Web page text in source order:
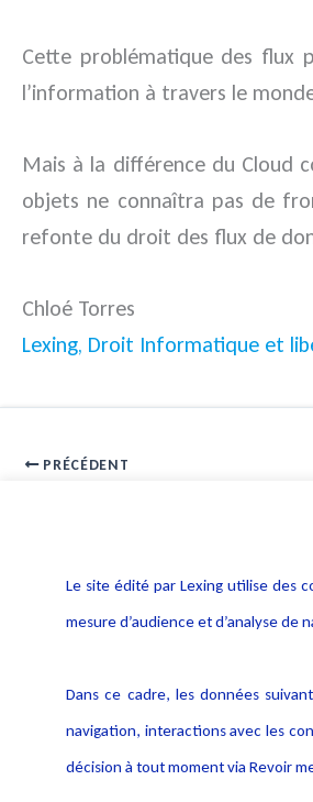
Cette problématique des flux
l’information à travers le
Mais à la différence du Cloud
objets ne connaîtra pas de
refonte du droit des flux de
Chloé Torres
Lexing, Droit Informatique et
PRÉCÉDENT
Le site édité par Lexing utilise des
mesure d’audience et d’analyse de
Dans ce cadre, les données
navigation, interactions avec les
décision à tout moment via Revoir